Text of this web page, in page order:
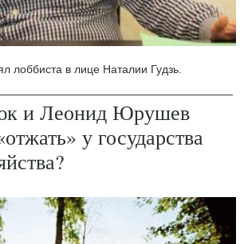
лоббиста в лице Наталии Гудзь.
и Леонид Юрушев
у государства